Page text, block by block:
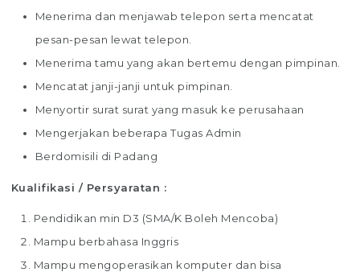
Menerima dan menjawab telepon serta mencatat
pesan-pesan lewat telepon.
Menerima tamu yang akan bertemu dengan pimpinan.
Mencatat janji-janji untuk pimpinan.
Menyortir surat surat yang masuk ke perusahaan
Mengerjakan beberapa Tugas Admin
Berdomisili di Padang
Kualifikasi / Persyaratan :
Pendidikan min D3 (SMA/K Boleh Mencoba)
Mampu berbahasa Inggris
Mampu mengoperasikan komputer dan bisa